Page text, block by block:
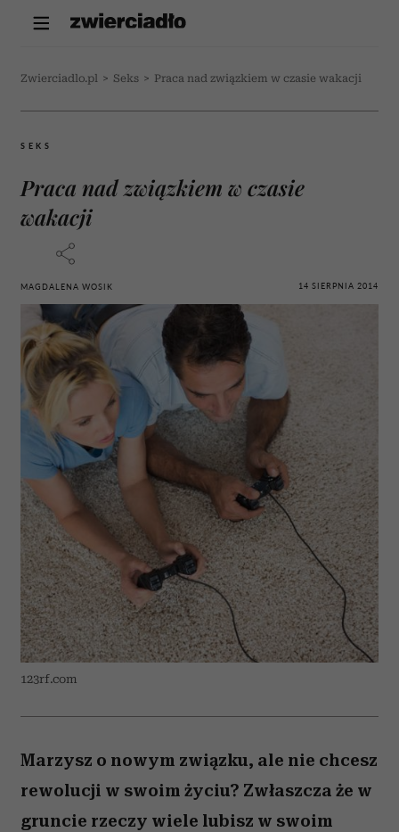
Zwierciadlo.pl > Seks > Praca nad związkiem w czasie wakacji
SEKS
Praca nad związkiem w czasie
wakacji
MAGDALENA WOSIK 14 SIERPNIA 2014
123rf.com
Marzysz o nowym związku, ale nie chcesz
rewolucji w swoim życiu? Zwłaszcza że w
gruncie rzeczy wiele lubisz w swoim